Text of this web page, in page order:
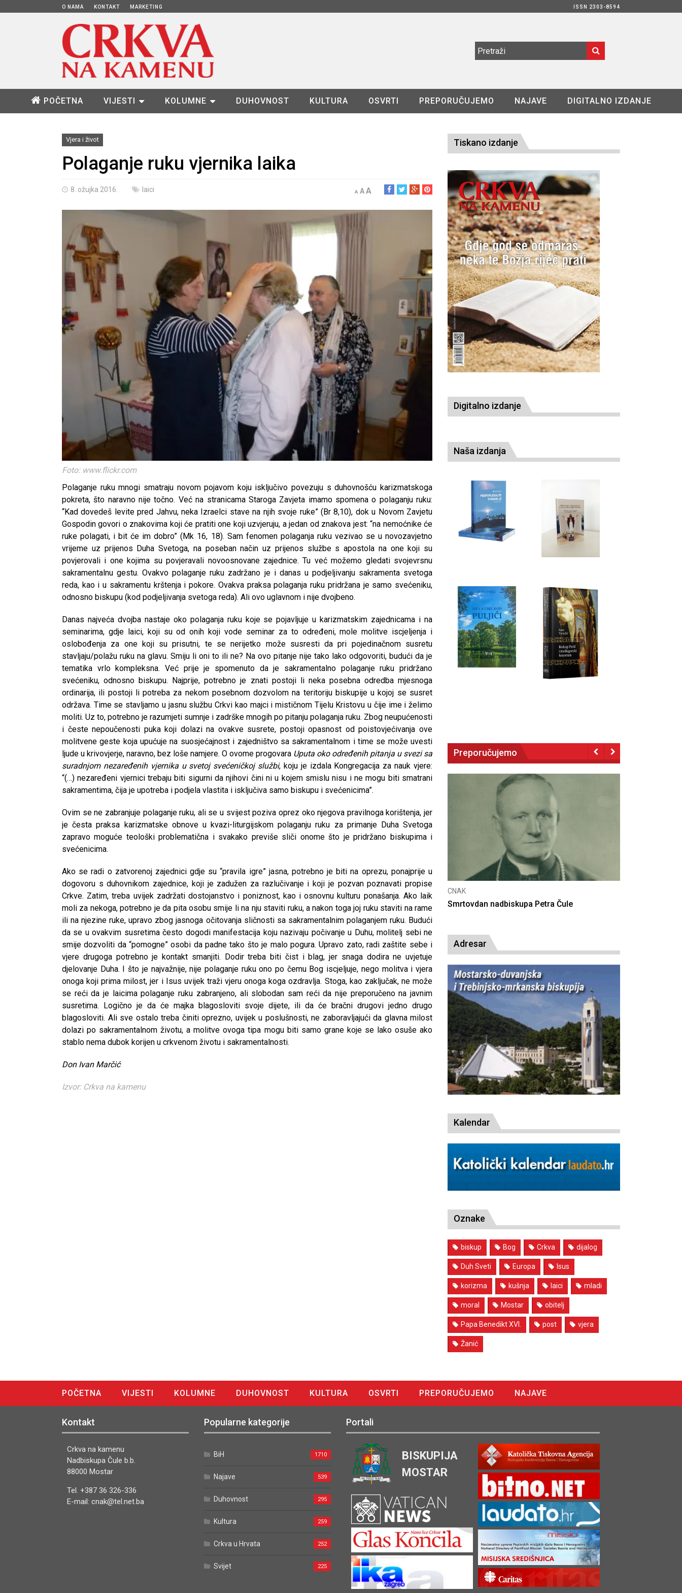
O NAMA KONTAKT MARKETING ISSN 2303-8594
POČETNA VIJESTI KOLUMNE DUHOVNOST KULTURA OSVRTI PREPORUČUJEMO NAJAVE DIGITALNO IZDANJE
Vjera i život
Polaganje ruku vjernika laika
8. ožujka 2016. laici A AA
Foto: www.flickr.com
Polaganje ruku mnogi smatraju novom pojavom koju isključivo povezuju s duhovnošću karizmatskoga
pokreta, što naravno nije točno. Već na stranicama Staroga Zavjeta imamo spomena o polaganju ruku:
“Kad dovedeš levite pred Jahvu, neka Izraelci stave na njih svoje ruke” (Br 8,10), dok u Novom Zavjetu
Gospodin govori o znakovima koji će pratiti one koji uzvjeruju, a jedan od znakova jest: “na nemoćnike će
ruke polagati, i bit će im dobro” (Mk 16, 18). Sam fenomen polaganja ruku vezivao se u novozavjetno
vrijeme uz prijenos Duha Svetoga, na poseban način uz prijenos službe s apostola na one koji su
povjerovali i one kojima su povjeravali novoosnovane zajednice. Tu već možemo gledati svojevrsnu
sakramentalnu gestu. Ovakvo polaganje ruku zadržano je i danas u podjeljivanju sakramenta svetoga
reda, kao i u sakramentu krštenja i pokore. Ovakva praksa polaganja ruku pridržana je samo svećeniku,
odnosno biskupu (kod podjeljivanja svetoga reda). Ali ovo uglavnom i nije dvojbeno.
Danas najveća dvojba nastaje oko polaganja ruku koje se pojavljuje u karizmatskim zajednicama i na
seminarima, gdje laici, koji su od onih koji vode seminar za to određeni, mole molitve iscjeljenja i
oslobođenja za one koji su prisutni, te se nerijetko može susresti da pri pojedinačnom susretu
stavljaju/polažu ruku na glavu. Smiju li oni to ili ne? Na ovo pitanje nije tako lako odgovoriti, budući da je
tematika vrlo kompleksna. Već prije je spomenuto da je sakramentalno polaganje ruku pridržano
svećeniku, odnosno biskupu. Najprije, potrebno je znati postoji li neka posebna odredba mjesnoga
ordinarija, ili postoji li potreba za nekom posebnom dozvolom na teritoriju biskupije u kojoj se susret
održava. Time se stavljamo u jasnu službu Crkvi kao majci i mističnom Tijelu Kristovu u čije ime i želimo
moliti. Uz to, potrebno je razumjeti sumnje i zadrške mnogih po pitanju polaganja ruku. Zbog neupućenosti
i česte nepoučenosti puka koji dolazi na ovakve susrete, postoji opasnost od poistovjećivanja ove
molitvene geste koja upućuje na suosjećajnost i zajedništvo sa sakramentalnom i time se može uvesti
ljude u krivovjerje, naravno, bez loše namjere. O ovome progovara Uputa oko određenih pitanja u svezi sa
suradnjom nezaređenih vjernika u svetoj svećeničkoj službi, koju je izdala Kongregacija za nauk vjere:
“(…) nezaređeni vjernici trebaju biti sigurni da njihovi čini ni u kojem smislu nisu i ne mogu biti smatrani
sakramentima, čija je upotreba i podjela vlastita i isključiva samo biskupu i svećenicima”.
Ovim se ne zabranjuje polaganje ruku, ali se u svijest poziva oprez oko njegova pravilnoga korištenja, jer
je česta praksa karizmatske obnove u kvazi-liturgijskom polaganju ruku za primanje Duha Svetoga
zapravo moguće teološki problematična i svakako previše sliči onome što je pridržano biskupima i
svećenicima.
Ako se radi o zatvorenoj zajednici gdje su “pravila igre” jasna, potrebno je biti na oprezu, ponajprije u
dogovoru s duhovnikom zajednice, koji je zadužen za razlučivanje i koji je pozvan poznavati propise
Crkve. Zatim, treba uvijek zadržati dostojanstvo i poniznost, kao i osnovnu kulturu ponašanja. Ako laik
moli za nekoga, potrebno je da pita osobu smije li na nju staviti ruku, a nakon toga joj ruku staviti na rame
ili na njezine ruke, upravo zbog jasnoga očitovanja sličnosti sa sakramentalnim polaganjem ruku. Budući
da se u ovakvim susretima često dogodi manifestacija koju nazivaju počivanje u Duhu, molitelj sebi ne
smije dozvoliti da “pomogne” osobi da padne tako što je malo pogura. Upravo zato, radi zaštite sebe i
vjere drugoga potrebno je kontakt smanjiti. Dodir treba biti čist i blag, jer snaga dodira ne uvjetuje
djelovanje Duha. I što je najvažnije, nije polaganje ruku ono po čemu Bog iscjeljuje, nego molitva i vjera
onoga koji prima milost, jer i Isus uvijek traži vjeru onoga koga ozdravlja. Stoga, kao zaključak, ne može
se reći da je laicima polaganje ruku zabranjeno, ali slobodan sam reći da nije preporučeno na javnim
susretima. Logično je da će majka blagosloviti svoje dijete, ili da će bračni drugovi jedno drugo
blagosloviti. Ali sve ostalo treba činiti oprezno, uvijek u poslušnosti, ne zaboravljajući da glavna milost
dolazi po sakramentalnom životu, a molitve ovoga tipa mogu biti samo grane koje se lako osuše ako
stablo nema dubok korijen u crkvenom životu i sakramentalnosti.
Don Ivan Marčić
Izvor: Crkva na kamenu
Tiskano izdanje
Digitalno izdanje
Naša izdanja
Preporučujemo
CNAK
Kad se nasilje pretvara u optužnicu Smrtovdan nadbiskupa Petra Čule
CNAK
Deseta obljetnica poništenja komunističke
Adresar
Kalendar
Oznake
biskup Bog Crkva dijalog
Duh Sveti Europa Isus
korizma kušnja laici mladi
moral Mostar obitelj
Papa Benedikt XVI. post vjera
Žanić
POČETNA VIJESTI KOLUMNE DUHOVNOST KULTURA OSVRTI PREPORUČUJEMO
NAJAVE
Kontakt
Crkva na kamenu
Nadbiskupa Čule b.b.
88000 Mostar
Tel. +387 36 326-336
E-mail: cnak@tel.net.ba
Popularne kategorije
BiH 1710
Najave 539
Duhovnost 295
Kultura 259
Crkva u Hrvata 252
Svijet 225
Portali
BISKUPIJA
MOSTAR